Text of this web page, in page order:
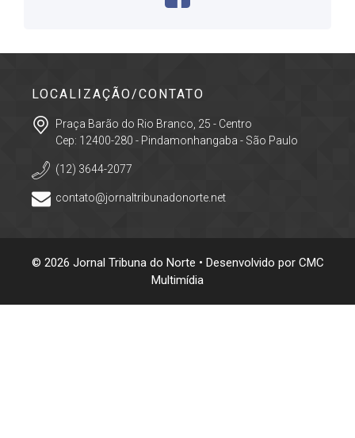
LOCALIZAÇÃO/CONTATO
Praça Barão do Rio Branco, 25 - Centro
Cep: 12400-280 - Pindamonhangaba - São Paulo
(12) 3644-2077
contato@jornaltribunadonorte.net
© 2026 Jornal Tribuna do Norte • Desenvolvido por CMC
Multimídia